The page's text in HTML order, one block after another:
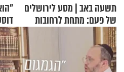
תשעה באב | מסע לירושלים
של פעם: מתחת לרחובות
ירושלים